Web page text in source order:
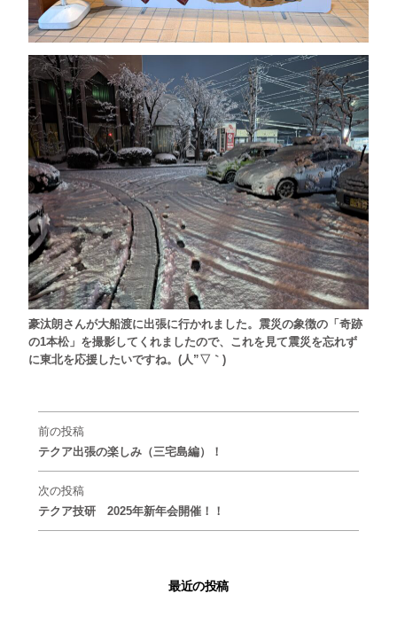
豪汰朗さんが大船渡に出張に行かれました。震災の象徴の「奇跡
の1本松」を撮影してくれましたので、これを見て震災を忘れず
に東北を応援したいですね。(人”▽ ｀)
前の投稿
テクア出張の楽しみ（三宅島編）！
次の投稿
テクア技研 2025年新年会開催！！
最近の投稿